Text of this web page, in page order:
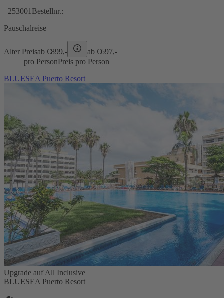
253001 Bestellnr.:
Pauschalreise
Alter Preisab €899,- ab €697,-
pro PersonPreis pro Person
BLUESEA Puerto Resort
Upgrade auf All Inclusive
BLUESEA Puerto Resort